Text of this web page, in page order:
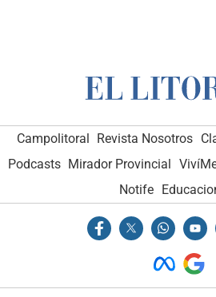
Campolitoral Revista Nosotros
Podcasts Mirador Provincial
Notife